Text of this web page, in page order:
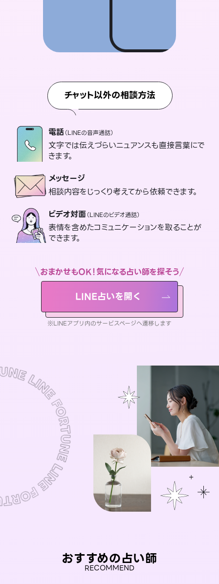
チャット以外の相談方法
電話（LINEの音声通話）
文字では伝えづらいニュアンスも直接言葉にで
きます。
メッセージ
相談内容をじっくり考えてから依頼できます。
ビデオ対面（LINEのビデオ通話）
表情を含めたコミュニケーションを取ることが
できます。
おまかせもOK！気になる占い師を探そう
LINE占いを開く
※LINEアプリ内のサービスページへ遷移します
おすすめの占い師
RECOMMEND